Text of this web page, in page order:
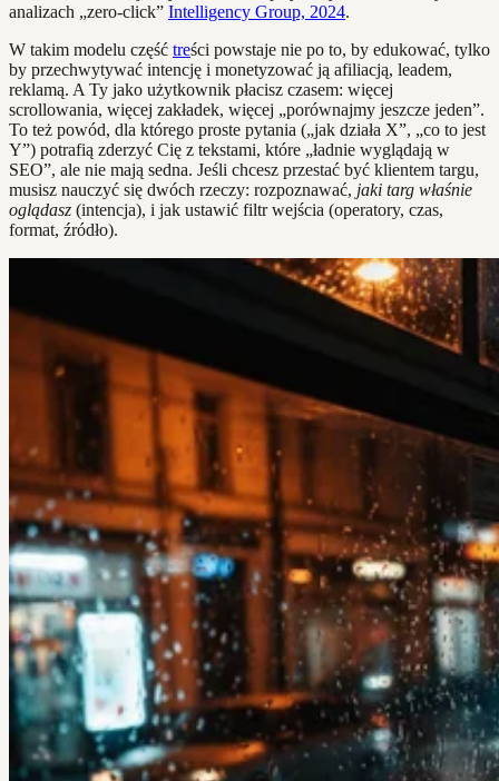
analizach „zero-click” Intelligency Group, 2024.
W takim modelu część treści powstaje nie po to, by edukować, tylko
by przechwytywać intencję i monetyzować ją afiliacją, leadem,
reklamą. A Ty jako użytkownik płacisz czasem: więcej
scrollowania, więcej zakładek, więcej „porównajmy jeszcze jeden”.
To też powód, dla którego proste pytania („jak działa X”, „co to jest
Y”) potrafią zderzyć Cię z tekstami, które „ładnie wyglądają w
SEO”, ale nie mają sedna. Jeśli chcesz przestać być klientem targu,
musisz nauczyć się dwóch rzeczy: rozpoznawać, jaki targ właśnie
oglądasz (intencja), i jak ustawić filtr wejścia (operatory, czas,
format, źródło).